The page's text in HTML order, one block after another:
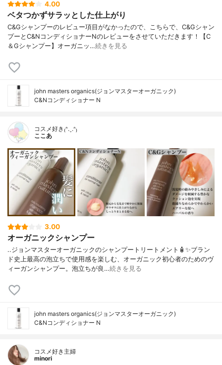
4.00
ベタつかずサラッとした仕上がり
C&Gシャンプーのレビュー項目がなかったので、こちらで、C&Gシャン
プーとC&NコンディショナーNのレビューをさせていただきます！【C
＆Gシャンプー】オーガニッ…続きを見る
john masters organics(ジョンマスターオーガニック)
C&Nコンディショナー N
コスメ好き₍ᐢ.ˬ.ᐢ₎
ここあ
3.00
オーガニックシャンプー
..ジョンマスターオーガニックのシャンプートリートメント🧴✨ブラン
ド史上最高の泡立ちで使用感を楽しむ、オーガニック初心者のためのヴ
ィーガンシャンプー。泡立ちが良…続きを見る
john masters organics(ジョンマスターオーガニック)
C&Nコンディショナー N
コスメ好き主婦
minori